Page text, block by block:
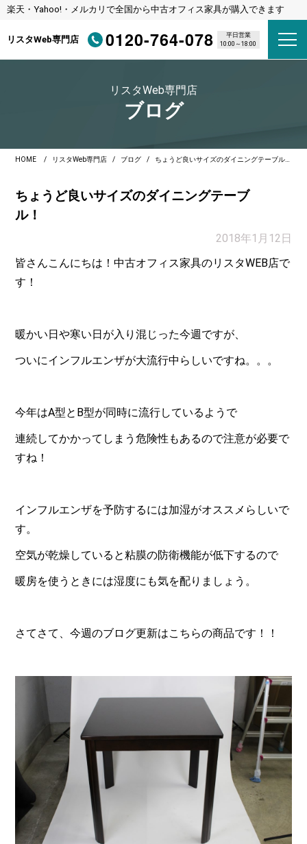
楽天・Yahoo!・メルカリで全国から中古オフィス家具が購入できます
リスタWeb専門店 0120-764-078
平日営業
10:00～18:00
リスタWeb専門店
ブログ
HOME リスタWeb専門店 ブログ ちょうど良いサイズのダイニングテーブル！
ちょうど良いサイズのダイニングテーブ
ル！
2018年1月12日
皆さんこんにちは！中古オフィス家具のリスタWEB店で
す！
暖かい日や寒い日が入り混じった今週ですが、
ついにインフルエンザが大流行中らしいですね。。。
今年はA型とB型が同時に流行しているようで
連続してかかってしまう危険性もあるので注意が必要で
すね！
インフルエンザを予防するには加湿がオススメらしいで
す。
空気が乾燥していると粘膜の防衛機能が低下するので
暖房を使うときには湿度にも気を配りましょう。
さてさて、今週のブログ更新はこちらの商品です！！